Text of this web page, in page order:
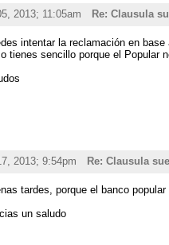
2013; 11:05am Re: Clausula
intentar la reclamación en
tienes sencillo porque el Popular
2013; 9:54pm Re: Clausula
tardes, porque el banco
un saludo